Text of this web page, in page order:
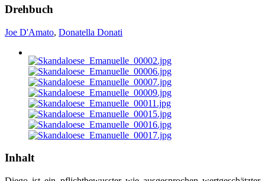
Drehbuch
Joe D'Amato, Donatella Donati
Inhalt